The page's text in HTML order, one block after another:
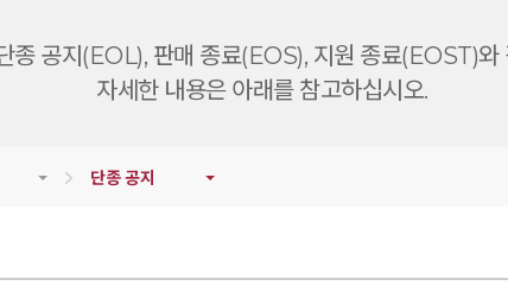
종 공지(EOL), 판매 종료(EOS), 지원 종료(EOST)와
자세한 내용은 아래를 참고하십시오.
단종 공지